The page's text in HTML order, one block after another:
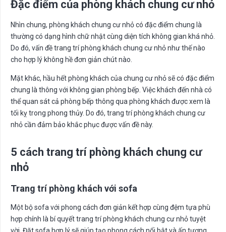
Đặc điểm của phòng khách chung cư nhỏ
Nhìn chung, phòng khách chung cư nhỏ có đặc điểm chung là
thường có dạng hình chữ nhật cùng diện tích không gian khá nhỏ.
Do đó, vấn đề trang trí phòng khách chung cư nhỏ như thế nào
cho hợp lý không hề đơn giản chút nào.
Mặt khác, hầu hết phòng khách của chung cư nhỏ sẽ có đặc điểm
chung là thông với không gian phòng bếp. Việc khách đến nhà có
thể quan sát cả phòng bếp thông qua phòng khách được xem là
tối kỵ trong phong thủy. Do đó, trang trí phòng khách chung cư
nhỏ cần đảm bảo khắc phục được vấn đề này.
5 cách trang trí phòng khách chung cư
nhỏ
Trang trí phòng khách với sofa
Một bộ sofa với phong cách đơn giản kết hợp cùng đệm tựa phù
hợp chính là bí quyết trang trí phòng khách chung cư nhỏ tuyệt
vời. Đặt sofa hợp lý sẽ giúp tạo phong cách nổi bật và ấn tượng